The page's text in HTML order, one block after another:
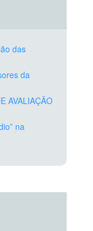
das
da
AVALIAÇÃO
na